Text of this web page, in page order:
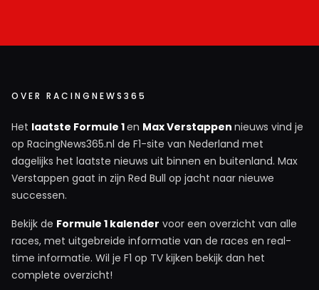
OVER RACINGNEWS365
Het laatste Formule 1en Max Verstappen nieuws vind je
op RacingNews365.nl de F1-site van Nederland met
dagelijks het laatste nieuws uit binnen en buitenland. Max
Verstappen gaat in zijn Red Bull op jacht naar nieuwe
successen.
Bekijk de Formule 1 kalender voor een overzicht van alle
races, met uitgebreide informatie van de races en real-
time informatie. Wil je F1 op TV kijken bekijk dan het
complete overzicht!